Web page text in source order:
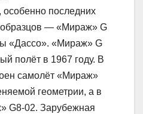
последних
— «Мираж» G
«Дассо». «Мираж» G
полёт в 1967 году. В
самолёт «Мираж»
геометрии, a в
G8-02. Зарубежная